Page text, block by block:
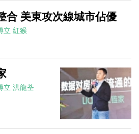
合 美東攻次線城市佔優
立 紅猴
立 洪龍荃